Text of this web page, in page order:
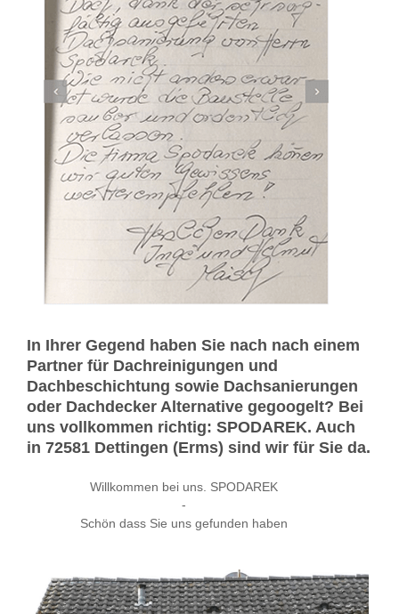
In Ihrer Gegend haben Sie nach nach einem
Partner für Dachreinigungen und
Dachbeschichtung sowie Dachsanierungen
oder Dachdecker Alternative gegoogelt? Bei
uns vollkommen richtig: SPODAREK. Auch
in 72581 Dettingen (Erms) sind wir für Sie da.
Willkommen bei uns. SPODAREK
-
Schön dass Sie uns gefunden haben